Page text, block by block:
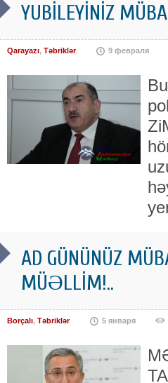
YUBİLEYİNİZ
Qarayazı, Təbriklər 9 февраля
AD GÜNÜNÜZ
MÜƏLLİM!..
Borçalı, Təbriklər 5 января